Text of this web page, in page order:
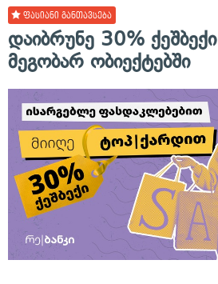
ფასიანი განთავსება
დაიბრუნე 30%
მეგობარ ობიექტებში